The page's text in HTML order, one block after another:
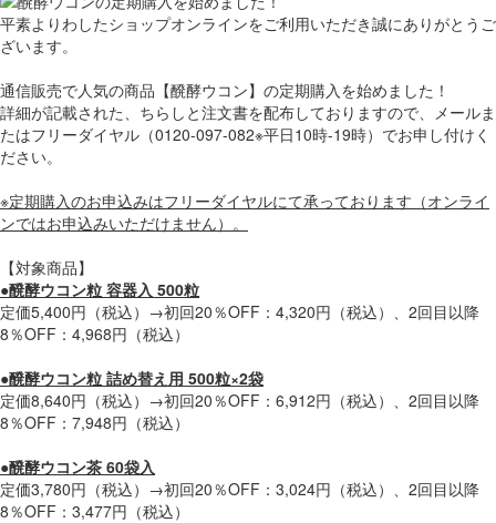
平素よりわしたショップオンラインをご利用いただき誠にありがとうご
ざいます。
通信販売で人気の商品【醗酵ウコン】の定期購入を始めました！
詳細が記載された、ちらしと注文書を配布しておりますので、メールま
たはフリーダイヤル（0120-097-082※平日10時-19時）でお申し付けく
ださい。
※定期購入のお申込みはフリーダイヤルにて承っております（オンライ
ンではお申込みいただけません）。
【対象商品】
●醗酵ウコン粒 容器入 500粒
定価5,400円（税込）→初回20％OFF：4,320円（税込）、2回目以降
8％OFF：4,968円（税込）
●醗酵ウコン粒 詰め替え用 500粒×2袋
定価8,640円（税込）→初回20％OFF：6,912円（税込）、2回目以降
8％OFF：7,948円（税込）
●醗酵ウコン茶 60袋入
定価3,780円（税込）→初回20％OFF：3,024円（税込）、2回目以降
8％OFF：3,477円（税込）